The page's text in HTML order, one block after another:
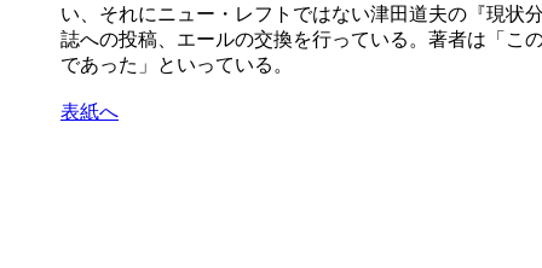
い、それにニュー・レフトではない津田道夫の『現状
誌への投稿、エールの交換を行っている。著者は「こ
であった」といっている。
表紙へ